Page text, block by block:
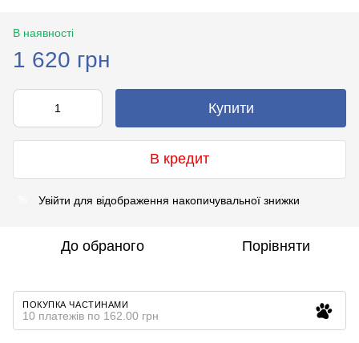
В наявності
1 620 грн
Купити
В кредит
Увійти для відображення накопичувальної знижки
До обраного Порівняти
ПОКУПКА ЧАСТИНАМИ
10 платежів по 162.00 грн